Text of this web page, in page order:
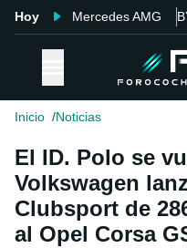
Hoy Mercedes AMG
Inicio Noticias
El ID. Polo se
Volkswagen
Clubsport de
al Opel Corsa